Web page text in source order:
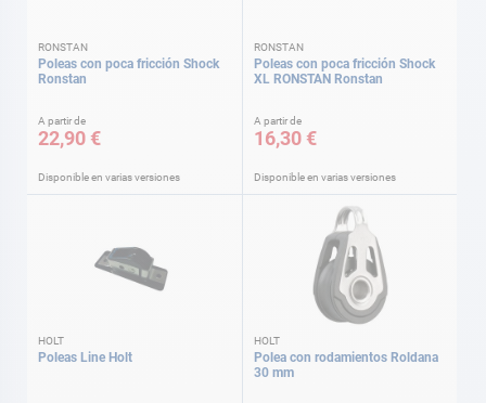
RONSTAN
Poleas con poca fricción Shock
Ronstan
A partir de
22,90 €
Disponible en varias versiones
RONSTAN
Poleas con poca fricción Shock
XL RONSTAN Ronstan
A partir de
16,30 €
Disponible en varias versiones
HOLT
Poleas Line Holt
HOLT
Polea con rodamientos Roldana
30 mm